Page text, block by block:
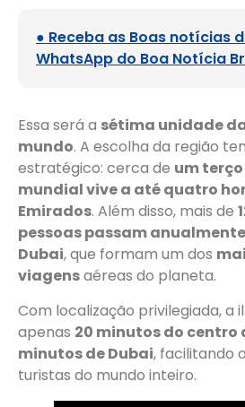
● Receba as Boas notícias
WhatsApp do Boa Notícia
Essa será a sétima unidade
mundo. A escolha da região
estratégico: cerca de um
mundial vive a até quatro
Emirados. Além disso, mais de
pessoas passam
Dubai, que formam um dos
viagensaéreas do planeta.
Com localização privilegiada, a
apenas 20 minutos do centro
minutos de Dubai, facilitando
turistas do mundo inteiro.